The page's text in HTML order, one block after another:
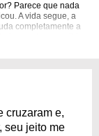
Parece que nada
A vida segue, a
completamente a
no bom sentido.
românticas
cruzaram e,
seu jeito me